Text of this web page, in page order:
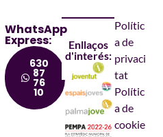
WhatsApp
Express:
630
87
76
10
Enllaços
d'interés:
Polític
a de
privaci
tat
Polític
a de
cookie